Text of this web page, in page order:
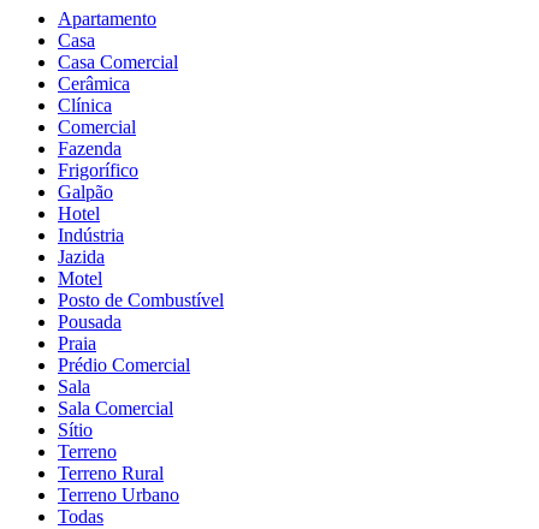
Apartamento
Casa
Casa Comercial
Cerâmica
Clínica
Comercial
Fazenda
Frigorífico
Galpão
Hotel
Indústria
Jazida
Motel
Posto de Combustível
Pousada
Praia
Prédio Comercial
Sala
Sala Comercial
Sítio
Terreno
Terreno Rural
Terreno Urbano
Todas